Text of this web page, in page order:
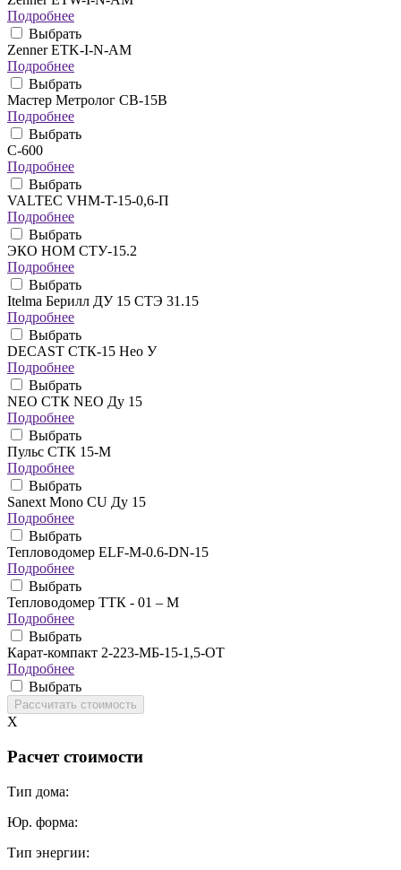
Подробнее
Выбрать
Zenner ETK-I-N-AM
Подробнее
Выбрать
Мастер Метролог СВ-15В
Подробнее
Выбрать
C-600
Подробнее
Выбрать
VALTEC VHM-T-15-0,6-П
Подробнее
Выбрать
ЭКО НОМ СТУ-15.2
Подробнее
Выбрать
Itelma Берилл ДУ 15 СТЭ 31.15
Подробнее
Выбрать
DECAST СТК-15 Нео У
Подробнее
Выбрать
NEO CТК NEO Ду 15
Подробнее
Выбрать
Пульс СТК 15-М
Подробнее
Выбрать
Sanext Mono CU Ду 15
Подробнее
Выбрать
Тепловодомер ELF-M-0.6-DN-15
Подробнее
Выбрать
Тепловодомер ТТК - 01 – М
Подробнее
Выбрать
Карат-компакт 2-223-МБ-15-1,5-ОТ
Подробнее
Выбрать
X
Расчет стоимости
Тип дома:
Юр. форма:
Тип энергии: